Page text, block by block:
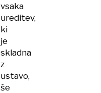
vsaka
ureditev,
ki
je
skladna
z
ustavo,
še